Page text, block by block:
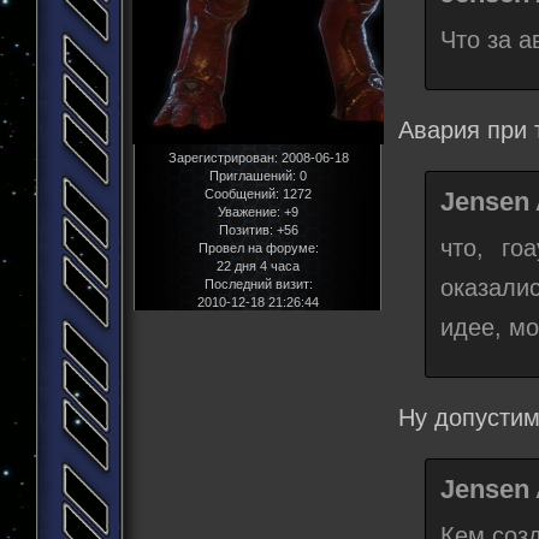
Зарегистрирован: 2008-06-18
Приглашений: 0
Сообщений: 1272
Уважение: +9
Позитив: +56
Провел на форуме:
22 дня 4 часа
Последний визит:
2010-12-18 21:26:44
Что за
Авария при
Jensen
что,
идее,
Ну
Jensen